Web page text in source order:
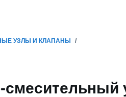
УЗЛЫ И КЛАПАНЫ
/
смесительный